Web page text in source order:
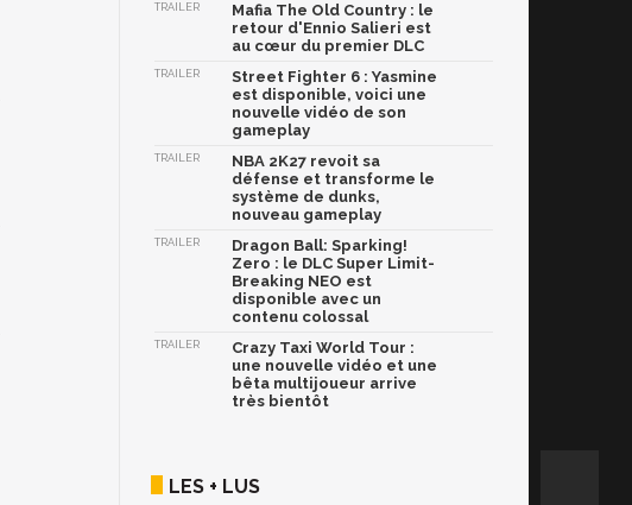
TRAILER
Mafia The Old Country : le
retour d'Ennio Salieri est
au cœur du premier DLC
TRAILER
Street Fighter 6 : Yasmine
est disponible, voici une
nouvelle vidéo de son
gameplay
TRAILER
NBA 2K27 revoit sa
défense et transforme le
système de dunks,
nouveau gameplay
TRAILER
Dragon Ball: Sparking!
Zero : le DLC Super Limit-
Breaking NEO est
disponible avec un
contenu colossal
TRAILER
Crazy Taxi World Tour :
une nouvelle vidéo et une
bêta multijoueur arrive
très bientôt
LES + LUS